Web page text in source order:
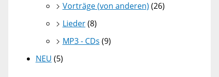
Vorträge (von anderen) (26)
Lieder(8)
MP3 - CDs (9)
NEU (5)